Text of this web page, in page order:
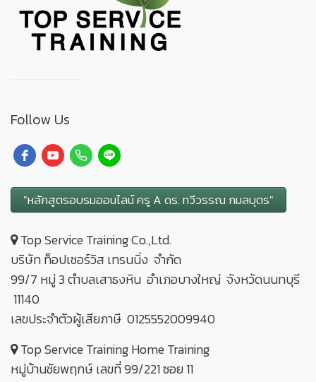
Follow Us
"หลักสูตรอบรมออนไลน์ ครู A ดร. ทวีวรรณ กมลบุตร"
Top Service Training Co.,Ltd.
บริษัท ท็อปเซอร์วิส เทรนนิ่ง จำกัด
99/7 หมู่ 3 ตำบลเสาธงหิน อำเภอบางใหญ่ จังหวัดนนทบุรี
11140
เลขประจำตัวผู้เสียภาษี 0125552009940
Top Service Training Home Training
หมู่บ้านชัยพฤกษ์ เลขที่ 99/221 ซอย 11